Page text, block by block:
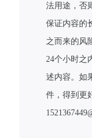
法用途，否
保证内容的
之而来的风
24个小时之
述内容。如
件，得到更